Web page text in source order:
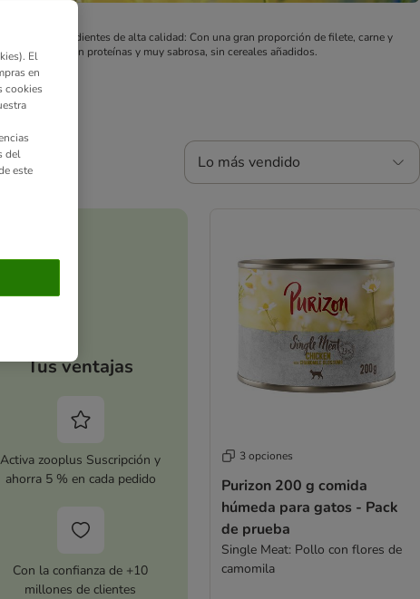
gama de ingredientes de alta calidad: Con una gran proporción de filete, carne y
dieta rica en proteínas y muy sabrosa, sin cereales añadidos.
Lo más vendido
Tus ventajas
Activa zooplus Suscripción y
ahorra 5 % en cada pedido
Con la confianza de +10
millones de clientes
3 opciones
Purizon 200 g comida
húmeda para gatos - Pack
de prueba
Single Meat: Pollo con flores de
camomila
El
en
cookies
del
este